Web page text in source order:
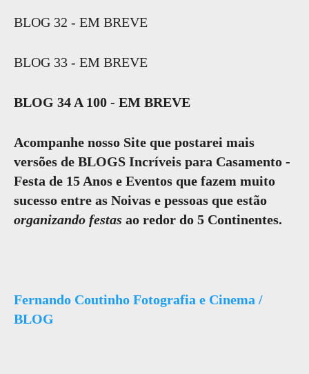
BLOG 32 - EM BREVE
BLOG 33 - EM BREVE
BLOG 34 A 100 - EM BREVE
Acompanhe nosso Site que postarei mais
versões de BLOGS Incríveis para Casamento -
Festa de 15 Anos e Eventos que fazem muito
sucesso entre as Noivas e pessoas que estão
organizando festas ao redor do 5 Continentes.
Fernando Coutinho Fotografia e Cinema /
BLOG